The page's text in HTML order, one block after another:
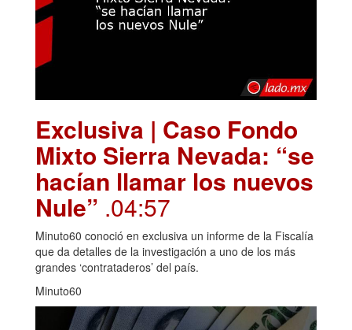
Exclusiva | Caso Fondo
Mixto Sierra Nevada: “se
hacían llamar los nuevos
Nule” .04:57
Minuto60 conoció en exclusiva un informe de la Fiscalía
que da detalles de la investigación a uno de los más
grandes ‘contrataderos’ del país.
Minuto60